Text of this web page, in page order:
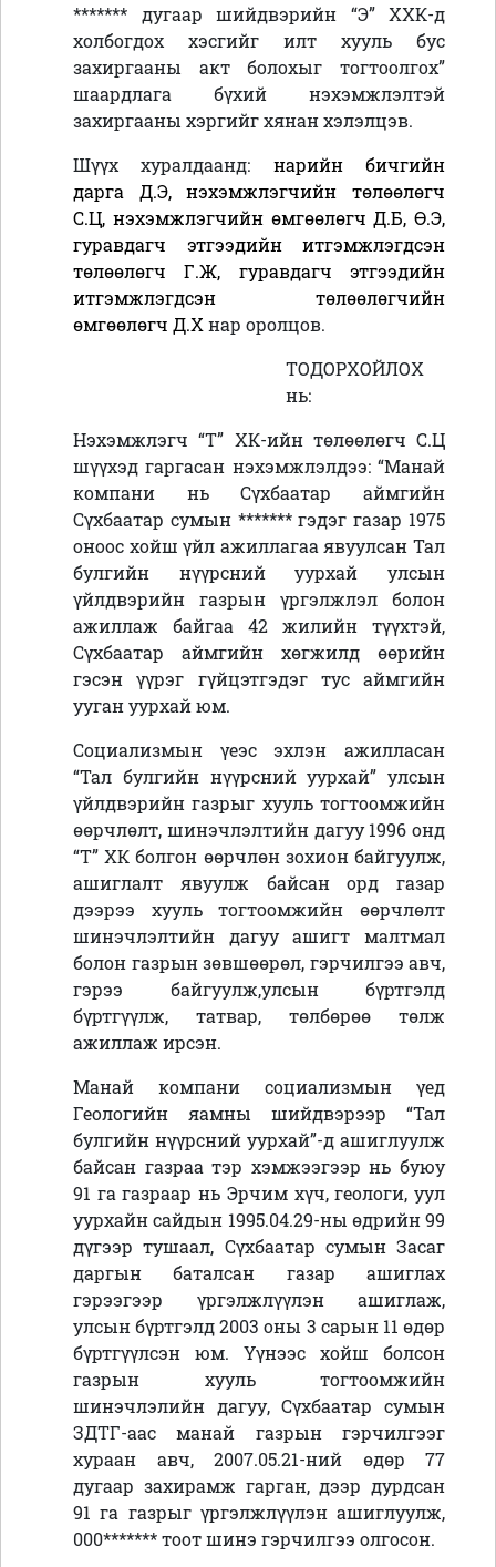
******* дугаар шийдвэрийн “Э” ХХК-д
холбогдох хэсгийг илт хууль бус
захиргааны акт болохыг тогтоолгох”
шаардлага бүхий нэхэмжлэлтэй
захиргааны хэргийг хянан хэлэлцэв.
Шүүх хуралдаанд: нарийн бичгийн
дарга Д.Э, нэхэмжлэгчийн төлөөлөгч
С.Ц, нэхэмжлэгчийн өмгөөлөгч Д.Б, Ө.Э,
гуравдагч этгээдийн итгэмжлэгдсэн
төлөөлөгч Г.Ж, гуравдагч этгээдийн
итгэмжлэгдсэн төлөөлөгчийн
өмгөөлөгч Д.Хнар оролцов.
ТОДОРХОЙЛОХ
нь:
Нэхэмжлэгч “Т” ХК-ийн төлөөлөгч С.Ц
шүүхэд гаргасан нэхэмжлэлдээ: “Манай
компани нь Сүхбаатар аймгийн
Сүхбаатар сумын ******* гэдэг газар 1975
оноос хойш үйл ажиллагаа явуулсан Тал
булгийн нүүрсний уурхай улсын
үйлдвэрийн газрын үргэлжлэл болон
ажиллаж байгаа 42 жилийн түүхтэй,
Сүхбаатар аймгийн хөгжилд өөрийн
гэсэн үүрэг гүйцэтгэдэг тус аймгийн
ууган уурхай юм.
Социализмын үеэс эхлэн ажилласан
“Тал булгийн нүүрсний уурхай” улсын
үйлдвэрийн газрыг хууль тогтоомжийн
өөрчлөлт, шинэчлэлтийн дагуу 1996 онд
“Т” ХК болгон өөрчлөн зохион байгуулж,
ашиглалт явуулж байсан орд газар
дээрээ хууль тогтоомжийн өөрчлөлт
шинэчлэлтийн дагуу ашигт малтмал
болон газрын зөвшөөрөл, гэрчилгээ авч,
гэрээ байгуулж,улсын бүртгэлд
бүртгүүлж, татвар, төлбөрөө төлж
ажиллаж ирсэн.
Манай компани социализмын үед
Геологийн яамны шийдвэрээр “Тал
булгийн нүүрсний уурхай”-д ашиглуулж
байсан газраа тэр хэмжээгээр нь буюу
91 га газраар нь Эрчим хүч, геологи, уул
уурхайн сайдын 1995.04.29-ны өдрийн 99
дүгээр тушаал, Сүхбаатар сумын Засаг
даргын баталсан газар ашиглах
гэрээгээр үргэлжлүүлэн ашиглаж,
улсын бүртгэлд 2003 оны 3 сарын 11 өдөр
бүртгүүлсэн юм. Үүнээс хойш болсон
газрын хууль тогтоомжийн
шинэчлэлийн дагуу, Сүхбаатар сумын
ЗДТГ-аас манай газрын гэрчилгээг
хураан авч, 2007.05.21-ний өдөр 77
дугаар захирамж гарган, дээр дурдсан
91 га газрыг үргэлжлүүлэн ашиглуулж,
000******* тоот шинэ гэрчилгээ олгосон.